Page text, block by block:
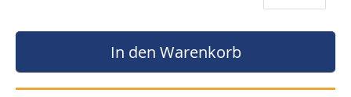
In den Warenkorb